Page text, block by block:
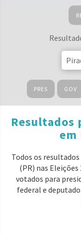
PRES GOV
Resultados
em
Todos os
(PR) nas
votados para
federal e